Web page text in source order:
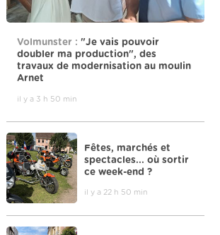
Volmunster : "Je vais pouvoir
doubler ma production", des
travaux de modernisation au moulin
Arnet
il y a 3 h 50 min
Fêtes, marchés et
spectacles... où sortir
ce week-end ?
il y a 22 h 50 min